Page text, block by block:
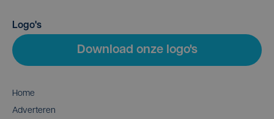
Logo's
Download onze logo's
Home
Adverteren